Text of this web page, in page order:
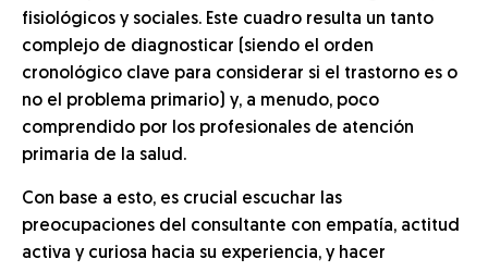
fisiológicos y sociales. Este cuadro resulta un tanto
complejo de diagnosticar (siendo el orden
cronológico clave para considerar si el trastorno es o
no el problema primario) y, a menudo, poco
comprendido por los profesionales de atención
primaria de la salud.
Con base a esto, es crucial escuchar las
preocupaciones del consultante con empatía, actitud
activa y curiosa hacia su experiencia, y hacer